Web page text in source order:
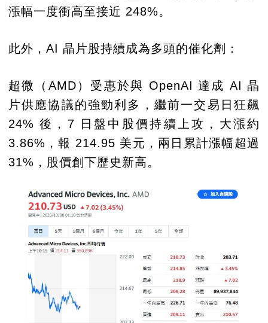
漲幅一度衝高至接近 248%。
此外，AI 晶片股持續成為多頭的催化劑：
超微（AMD）受惠於與 OpenAI 達成 AI 晶
片供應協議的強勁利多，繼前一交易日狂飆
24% 後，7 日盤中股價持續上攻，大漲約
3.86%，報 214.95 美元，兩日累計漲幅超過
31%，股價創下歷史新高。